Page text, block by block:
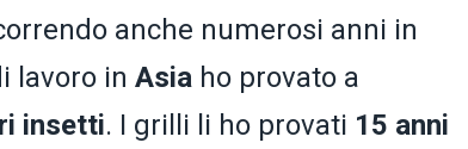
anche numerosi anni in
lavoro in Asia ho provato a
insetti. I grilli li ho provati 15 anni